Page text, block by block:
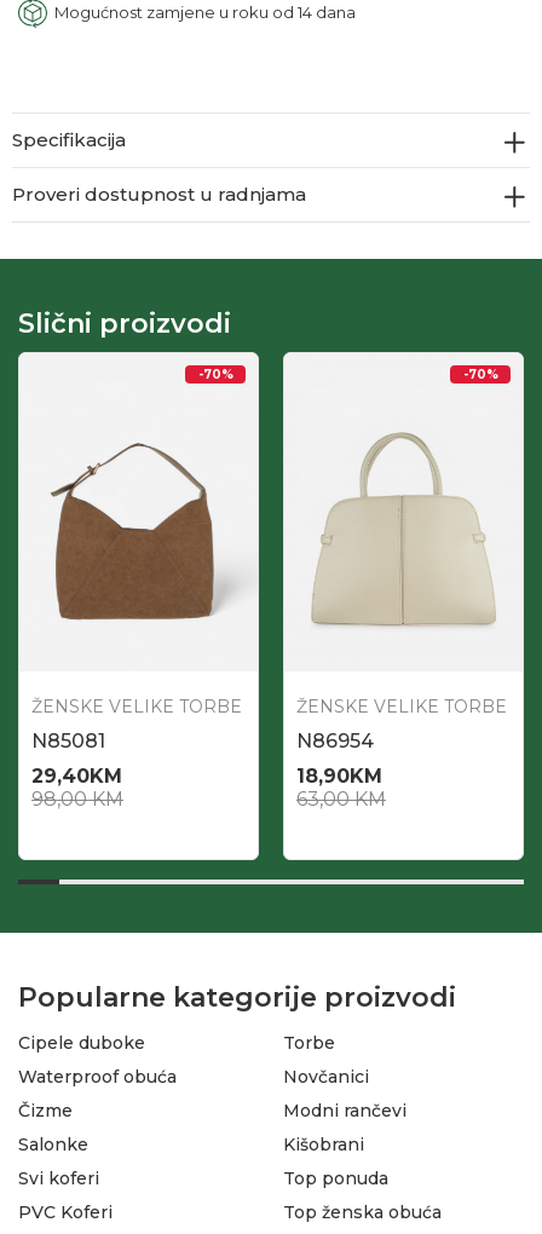
Mogućnost zamjene u roku od 14 dana
Specifikacija
Proveri dostupnost u radnjama
Slični proizvodi
-70%
ŽENSKE VELIKE TORBE
N85081
29,40KM
98,00KM
-70%
ŽENSKE VELIKE TORBE
N86954
18,90KM
63,00KM
Popularne kategorije proizvodi
Cipele duboke
Waterproof obuća
Čizme
Salonke
Torbe
Novčanici
Modni rančevi
Kišobrani
Svi koferi
PVC Koferi
Top ponuda
Top ženska obuća